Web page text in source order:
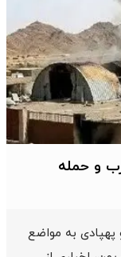
و حمله
پهپادی به مواضع